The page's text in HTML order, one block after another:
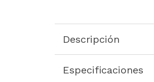
Descripción
Especificaciones